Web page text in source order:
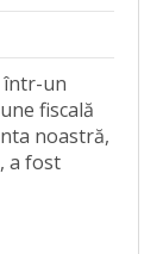
într-un
fiscală
noastră,
a fost